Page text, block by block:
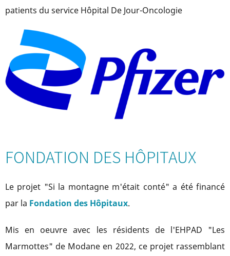
patients du service Hôpital De Jour-Oncologie
FONDATION DES HÔPITAUX
Le projet "Si la montagne m'était conté" a été financé
par la Fondation des Hôpitaux.
Mis en oeuvre avec les résidents de l'EHPAD "Les
Marmottes" de Modane en 2022, ce projet rassemblant